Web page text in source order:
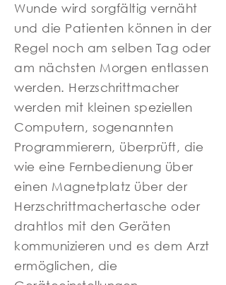
Wunde wird sorgfältig vernäht
und die Patienten können in der
Regel noch am selben Tag oder
am nächsten Morgen entlassen
werden. Herzschrittmacher
werden mit kleinen speziellen
Computern, sogenannten
Programmierern, überprüft, die
wie eine Fernbedienung über
einen Magnetplatz über der
Herzschrittmachertasche oder
drahtlos mit den Geräten
kommunizieren und es dem Arzt
ermöglichen, die